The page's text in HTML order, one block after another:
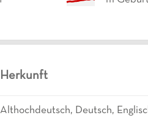
Herkunft
Althochdeutsch, Deutsch,